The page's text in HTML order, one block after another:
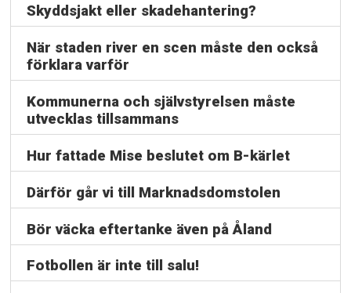
Skyddsjakt eller skadehantering?
När staden river en scen måste den också
förklara varför
Kommunerna och självstyrelsen måste
utvecklas tillsammans
Hur fattade Mise beslutet om B-kärlet
Därför går vi till Marknadsdomstolen
Bör väcka eftertanke även på Åland
Fotbollen är inte till salu!